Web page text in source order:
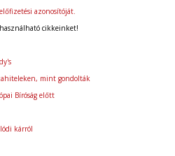
azonosítóját.
cikkeinket!
mint gondolták
Bíróság előtt
kárról